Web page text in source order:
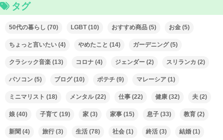
タグ
50代の暮らし (70) LGBT(10) おすすめ商品 (5) お金 (5)
ちょっと言いたい (4) やめたこと (14) ガーデニング(5)
クラシック音楽 (13) コロナ (4) ジェンダー (2) スリランカ (2)
パソコン (5) ブログ(10) ポテチ (9) マレーシア (1)
ミニマリスト (18) メンタル(22) 仕事 (22) 健康 (32) 夫 (2)
娘 (40) 子育て (19) 家 (3) 家事 (15) 息子 (33) 教育 (2)
新聞 (4) 旅行 (3) 生活 (78) 社会 (1) 終活 (3) 結婚 (1)